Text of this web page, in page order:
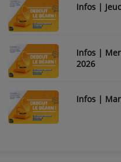
Infos |
Infos |
2026
Infos |